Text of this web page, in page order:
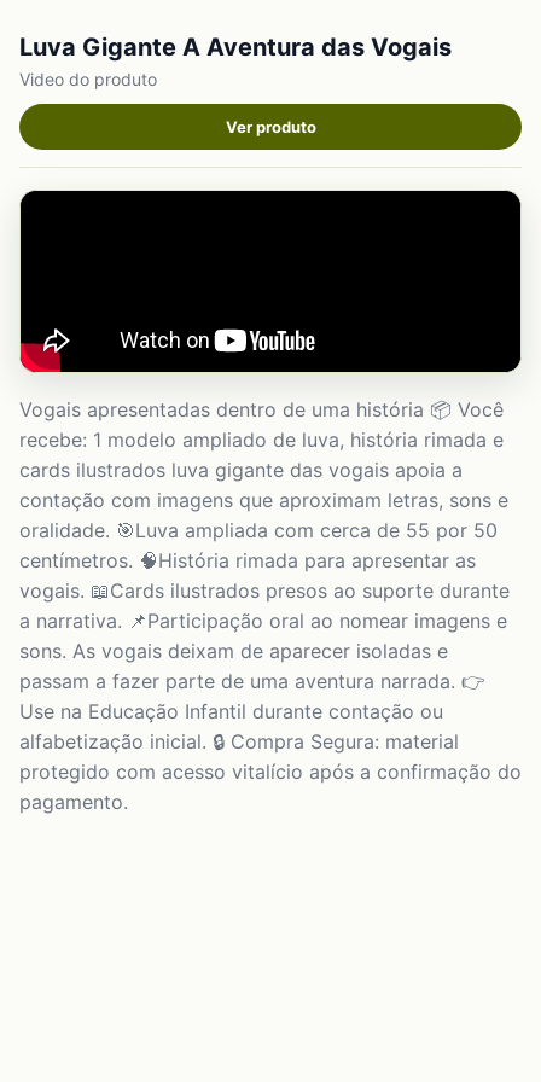
Luva Gigante A Aventura das Vogais
Video do produto
Ver produto
Vogais apresentadas dentro de uma história 📦 Você
recebe: 1 modelo ampliado de luva, história rimada e
cards ilustrados luva gigante das vogais apoia a
contação com imagens que aproximam letras, sons e
oralidade. 🎯Luva ampliada com cerca de 55 por 50
centímetros. 🧠História rimada para apresentar as
vogais. 📖Cards ilustrados presos ao suporte durante
a narrativa. 📌Participação oral ao nomear imagens e
sons. As vogais deixam de aparecer isoladas e
passam a fazer parte de uma aventura narrada. 👉
Use na Educação Infantil durante contação ou
alfabetização inicial. 🔒 Compra Segura: material
protegido com acesso vitalício após a confirmação do
pagamento.